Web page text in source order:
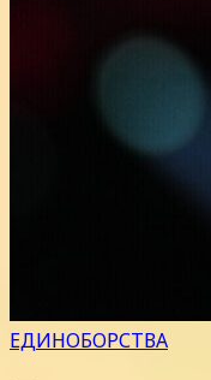
ЕДИНОБОРСТВА